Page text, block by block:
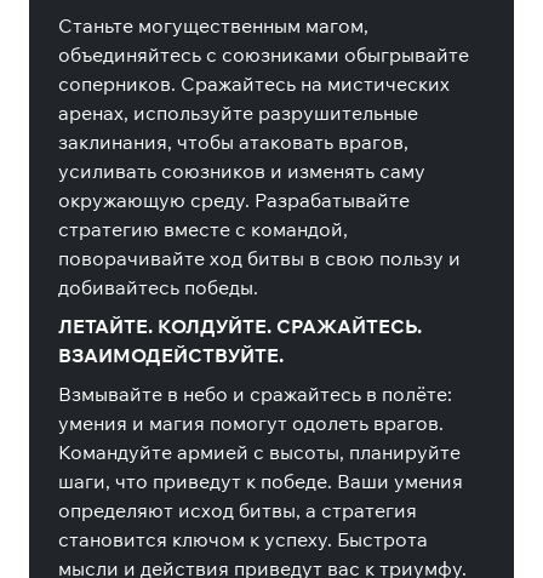
Станьте могущественным магом,
объединяйтесь с союзниками обыгрывайте
соперников. Сражайтесь на мистических
аренах, используйте разрушительные
заклинания, чтобы атаковать врагов,
усиливать союзников и изменять саму
окружающую среду. Разрабатывайте
стратегию вместе с командой,
поворачивайте ход битвы в свою пользу и
добивайтесь победы.
ЛЕТАЙТЕ. КОЛДУЙТЕ. СРАЖАЙТЕСЬ.
ВЗАИМОДЕЙСТВУЙТЕ.
Взмывайте в небо и сражайтесь в полёте:
умения и магия помогут одолеть врагов.
Командуйте армией с высоты, планируйте
шаги, что приведут к победе. Ваши умения
определяют исход битвы, а стратегия
становится ключом к успеху. Быстрота
мысли и действия приведут вас к триумфу.